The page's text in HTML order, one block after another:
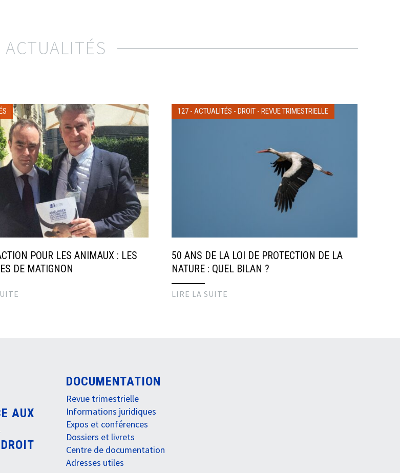
ACTUALITÉS
POUR LES ANIMAUX : LES
DE MATIGNON
127- ACTUALITÉS - DROIT- REVUE TRIMESTRIELLE
50 ANS DE LA LOI DE PROTECTION DE LA
NATURE : QUEL BILAN ?
LIRE LA SUITE
AUX
DOCUMENTATION
Revue trimestrielle
Informations juridiques
Expos et conférences
Dossiers et livrets
Centre de documentation
Adresses utiles